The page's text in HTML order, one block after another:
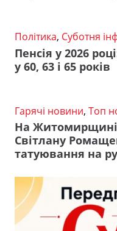
Політика, Суботня
Пенсія у 2026
у 60, 63 і 65 років
Гарячі новини, Топ
На Житомирщині
Світлану
татуювання на